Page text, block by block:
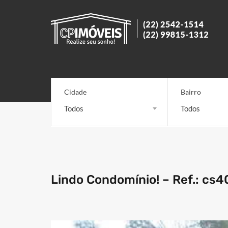
Cidade
Todos
Bairro
Todos
Lindo Condomínio! – Ref.: